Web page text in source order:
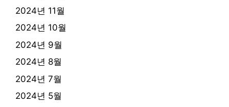
2024년 11월
2024년 10월
2024년 9월
2024년 8월
2024년 7월
2024년 5월